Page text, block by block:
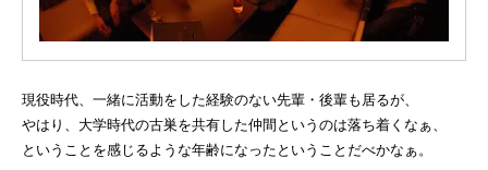
現役時代、一緒に活動をした経験のない先輩・後輩も居るが、
やはり、大学時代の古巣を共有した仲間というのは落ち着くなぁ、
ということを感じるような年齢になったということだべかなぁ。